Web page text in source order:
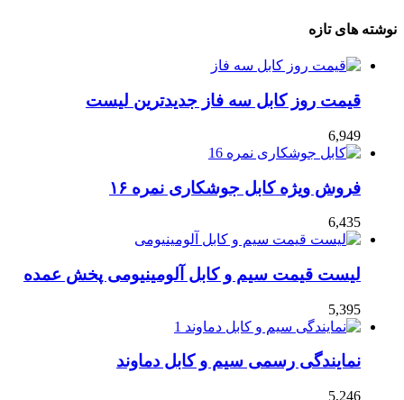
نوشته های تازه
قیمت روز کابل سه فاز جدیدترین لیست
6,949
فروش ویژه کابل جوشکاری نمره ۱۶
6,435
لیست قیمت سیم و کابل آلومینیومی پخش عمده
5,395
نمایندگی رسمی سیم و کابل دماوند
5,246